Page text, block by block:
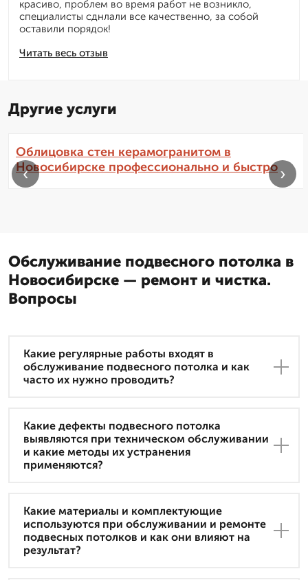
Читать весь отзыв
красиво, проблем во время работ не возникло,
специалисты сднлали все качественно, за собой
оставили порядок!
Другие услуги
Облицовка стен керамогранитом в
Новосибирске профессионально и быстро
‹ ›
Обслуживание подвесного потолка в
Новосибирске — ремонт и чистка.
Вопросы
Какие регулярные работы входят в
обслуживание подвесного потолка и как
часто их нужно проводить?
Какие дефекты подвесного потолка
выявляются при техническом обслуживании
и какие методы их устранения
применяются?
Какие материалы и комплектующие
используются при обслуживании и ремонте
подвесных потолков и как они влияют на
результат?